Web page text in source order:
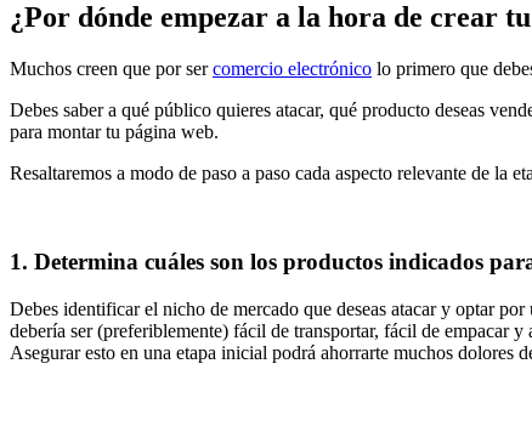
¿Por dónde empezar a la hora de crear
Muchos creen que por sercomercio electrónico lo primero que
Debes saber a qué público quieres atacar, qué producto deseas
para montar tu página web.
Resaltaremos a modo de paso a paso cada aspecto relevante de la
1. Determina cuáles son los productos indicados
Debes identificar el nicho de mercado que deseas atacar y optar
debería ser (preferiblemente) fácil de transportar, fácil de empacar
Asegurar esto en una etapa inicial podrá ahorrarte muchos dolores